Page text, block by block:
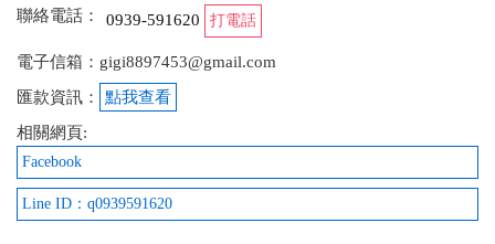
聯絡電話： 0939-591620 打電話
電子信箱：gigi8897453@gmail.com
匯款資訊：
點我查看
相關網頁:
Facebook
Line ID：q0939591620